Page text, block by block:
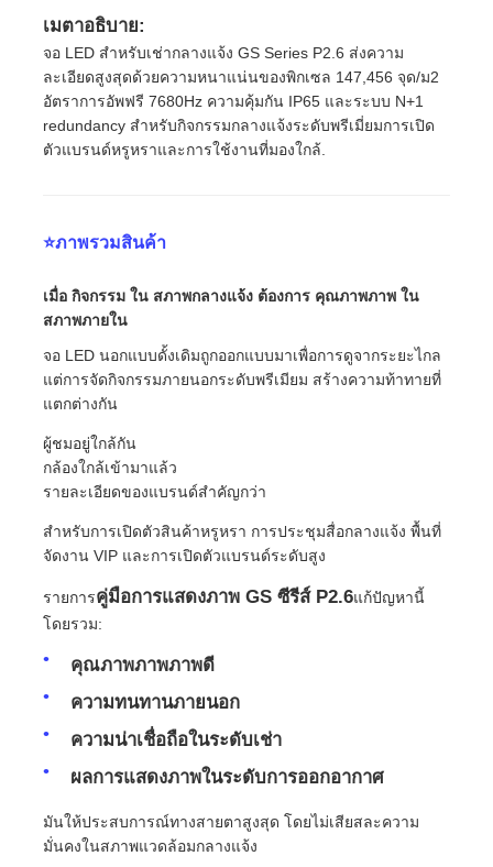
สินค้า
วิดีโอ
รายการ VR
กรณี
เมตาอธิบาย:
จอ LED สําหรับเช่ากลางแจ้ง GS Series P2.6 ส่งความ
ละเอียดสูงสุดด้วยความหนาแน่นของพิกเซล 147,456 จุด/ม2
อัตราการอัพฟรี 7680Hz ความคุ้มกัน IP65 และระบบ N+1
redundancy สําหรับกิจกรรมกลางแจ้งระดับพรีเมี่ยมการเปิด
ตัวแบรนด์หรูหราและการใช้งานที่มองใกล้.
⭐ภาพรวมสินค้า
เมื่อ กิจกรรม ใน สภาพกลางแจ้ง ต้องการ คุณภาพภาพ ใน
สภาพภายใน
จอ LED นอกแบบดั้งเดิมถูกออกแบบมาเพื่อการดูจากระยะไกล
แต่การจัดกิจกรรมภายนอกระดับพรีเมียม สร้างความท้าทายที่
แตกต่างกัน
ผู้ชมอยู่ใกล้กัน
กล้องใกล้เข้ามาแล้ว
รายละเอียดของแบรนด์สําคัญกว่า
สําหรับการเปิดตัวสินค้าหรูหรา การประชุมสื่อกลางแจ้ง พื้นที่
จัดงาน VIP และการเปิดตัวแบรนด์ระดับสูง
รายการคู่มือการแสดงภาพ GS ซีรีส์ P2.6แก้ปัญหานี้
โดยรวม:
คุณภาพภาพภาพดี
ความทนทานภายนอก
ความน่าเชื่อถือในระดับเช่า
ผลการแสดงภาพในระดับการออกอากาศ
มันให้ประสบการณ์ทางสายตาสูงสุด โดยไม่เสียสละความ
มั่นคงในสภาพแวดล้อมกลางแจ้ง